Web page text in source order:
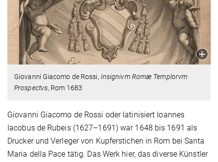
Giovanni Giacomo de Rossi, Insignivm Romæ Templorvm
Prospectvs, Rom 1683
Giovanni Giacomo de Rossi oder latinisiert Ioannes
Iacobus de Rubeis (1627–1691) war 1648 bis 1691 als
Drucker und Verleger von Kupferstichen in Rom bei Santa
Maria della Pace tätig. Das Werk hier, das diverse Künstler